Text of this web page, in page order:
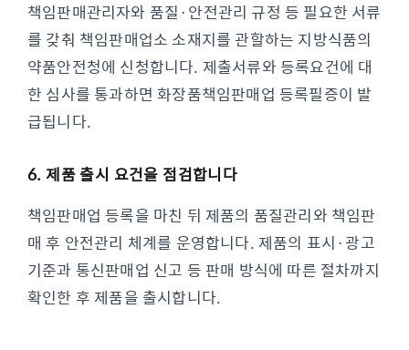
책임판매관리자와 품질·안전관리 규정 등 필요한 서류
를 갖춰 책임판매업소 소재지를 관할하는 지방식품의
약품안전청에 신청합니다. 제출서류와 등록요건에 대
한 심사를 통과하면 화장품책임판매업 등록필증이 발
급됩니다.
6. 제품 출시 요건을 점검합니다
책임판매업 등록을 마친 뒤 제품의 품질관리와 책임판
매 후 안전관리 체계를 운영합니다. 제품의 표시·광고
기준과 통신판매업 신고 등 판매 방식에 따른 절차까지
확인한 후 제품을 출시합니다.